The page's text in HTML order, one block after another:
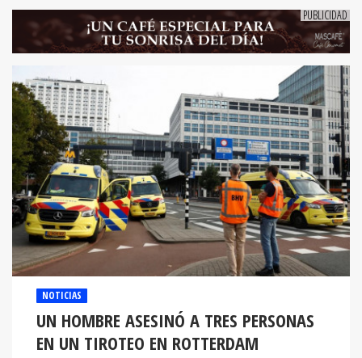
UN HOMBRE ASESINÓ A TRES PERSONAS
EN UN TIROTEO EN ROTTERDAM
El atacante, que fue detenido, también provocó incendios